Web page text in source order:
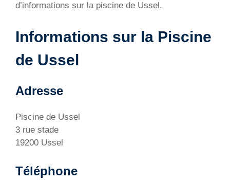
d’informations sur la piscine de Ussel.
Informations sur la Piscine
de Ussel
Adresse
Piscine de Ussel
3 rue stade
19200 Ussel
Téléphone